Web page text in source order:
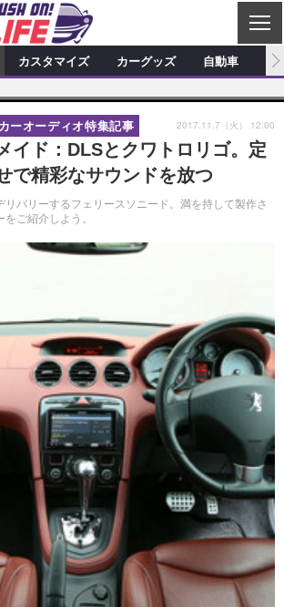
C
L
S
E
新製品情報
検索 ショップ訪問記
ュース デモカー製作記
集記事 カスタマイズ新製品情報
ュース
記事 カーグッズ新製品情報
ース
カスタマイズ カーグッズ 自動車
イド：DLSとクワトロリゴ。定
で精彩なサウンドを放つ
リバリーするフェリースソニード。満を持して製作さ
ご紹介しよう。
カーオーディオ特集記事 2017.11.7（火） 12:00